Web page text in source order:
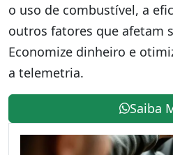
o uso de combustível, a
outros fatores que afetam
Economize dinheiro e
a telemetria.
Saiba